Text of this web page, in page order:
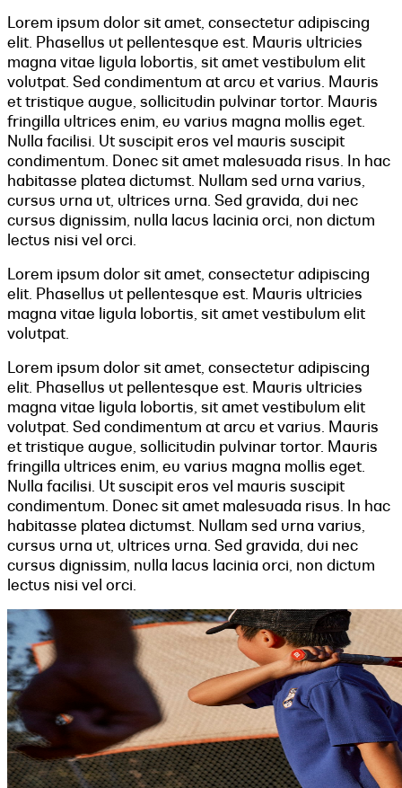
Lorem ipsum dolor sit amet, consectetur adipiscing
elit. Phasellus ut pellentesque est. Mauris ultricies
magna vitae ligula lobortis, sit amet vestibulum elit
volutpat. Sed condimentum at arcu et varius. Mauris
et tristique augue, sollicitudin pulvinar tortor. Mauris
fringilla ultrices enim, eu varius magna mollis eget.
Nulla facilisi. Ut suscipit eros vel mauris suscipit
condimentum. Donec sit amet malesuada risus. In hac
habitasse platea dictumst. Nullam sed urna varius,
cursus urna ut, ultrices urna. Sed gravida, dui nec
cursus dignissim, nulla lacus lacinia orci, non dictum
lectus nisi vel orci.
Lorem ipsum dolor sit amet, consectetur adipiscing
elit. Phasellus ut pellentesque est. Mauris ultricies
magna vitae ligula lobortis, sit amet vestibulum elit
volutpat.
Lorem ipsum dolor sit amet, consectetur adipiscing
elit. Phasellus ut pellentesque est. Mauris ultricies
magna vitae ligula lobortis, sit amet vestibulum elit
volutpat. Sed condimentum at arcu et varius. Mauris
et tristique augue, sollicitudin pulvinar tortor. Mauris
fringilla ultrices enim, eu varius magna mollis eget.
Nulla facilisi. Ut suscipit eros vel mauris suscipit
condimentum. Donec sit amet malesuada risus. In hac
habitasse platea dictumst. Nullam sed urna varius,
cursus urna ut, ultrices urna. Sed gravida, dui nec
cursus dignissim, nulla lacus lacinia orci, non dictum
lectus nisi vel orci.